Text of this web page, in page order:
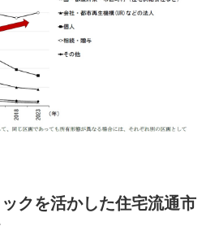
クを活かした住宅流通市